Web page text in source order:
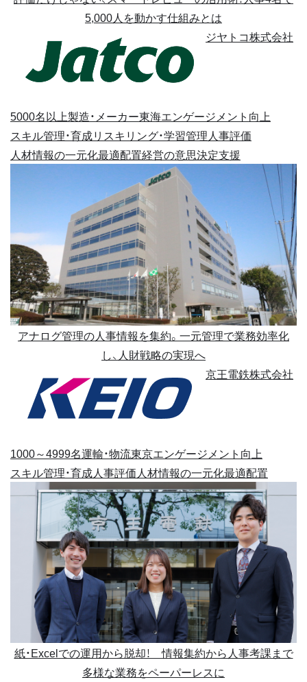
5,000人を動かす仕組みとは
ジヤトコ株式会社
5000名以上製造・メーカー東海エンゲージメント向上
スキル管理・育成リスキリング・学習管理人事評価
人材情報の一元化最適配置経営の意思決定支援
アナログ管理の人事情報を集約。一元管理で業務効率化
し、人財戦略の実現へ
京王電鉄株式会社
1000～4999名運輸・物流東京エンゲージメント向上
スキル管理・育成人事評価人材情報の一元化最適配置
紙・Excelでの運用から脱却！ 情報集約から人事考課まで
多様な業務をペーパーレスに